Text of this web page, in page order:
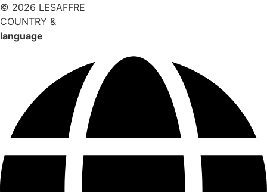
© 2026 LESAFFRE
COUNTRY &
language